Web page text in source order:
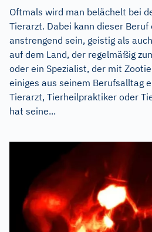
Oftmals wird man belächelt bei
Tierarzt. Dabei kann dieser Beruf
anstrengend sein, geistig als
auf dem Land, der regelmäßig
oder ein Spezialist, der mit
einiges aus seinem Berufsalltag
Tierarzt, Tierheilpraktiker oder
hat seine...